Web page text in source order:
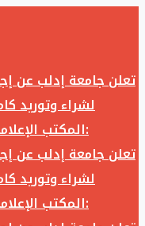
تعلن جامعة إدلب عن
لشراء وتوريد
المكتب الإعلامي في جامعة إدلب وفق الآتي:
تعلن جامعة إدلب عن
لشراء وتوريد
المكتب الإعلامي في جامعة إدلب وفق الآتي: